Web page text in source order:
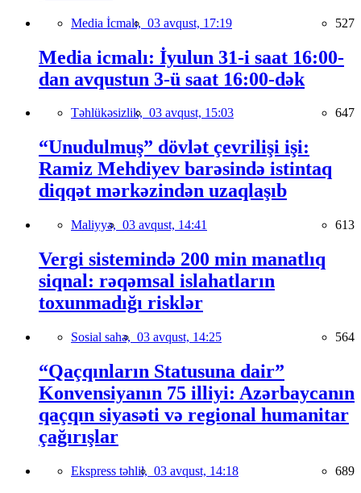
Media İcmalı, 03 avqust, 17:19 527
Media icmalı: İyulun 31-i saat 16:00-
dan avqustun 3-ü saat 16:00-dək
Təhlükəsizlik, 03 avqust, 15:03 647
“Unudulmuş” dövlət çevrilişi işi:
Ramiz Mehdiyev barəsində istintaq
diqqət mərkəzindən uzaqlaşıb
Maliyyə, 03 avqust, 14:41 613
Vergi sistemində 200 min manatlıq
siqnal: rəqəmsal islahatların
toxunmadığı risklər
Sosial sahə, 03 avqust, 14:25 564
“Qaçqınların Statusuna dair”
Konvensiyanın 75 illiyi: Azərbaycanın
qaçqın siyasəti və regional humanitar
çağırışlar
Ekspress təhlil, 03 avqust, 14:18 689